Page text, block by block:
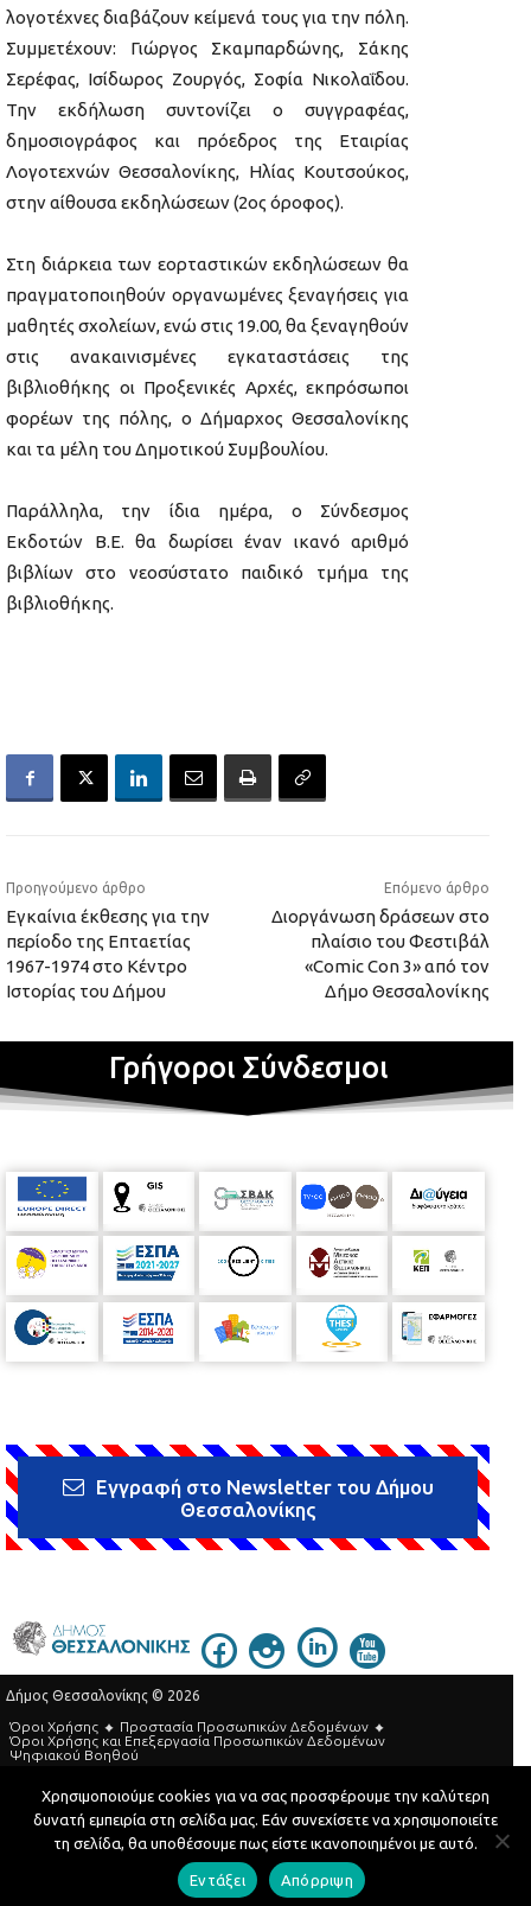
λογοτέχνες διαβάζουν κείμενά τους για την πόλη.
Συμμετέχουν: Γιώργος Σκαμπαρδώνης, Σάκης
Σερέφας, Ισίδωρος Ζουργός, Σοφία Νικολαΐδου.
Την εκδήλωση συντονίζει ο συγγραφέας,
δημοσιογράφος και πρόεδρος της Εταιρίας
Λογοτεχνών Θεσσαλονίκης, Ηλίας Κουτσούκος,
στην αίθουσα εκδηλώσεων (2ος όροφος).
Στη διάρκεια των εορταστικών εκδηλώσεων θα
πραγματοποιηθούν οργανωμένες ξεναγήσεις για
μαθητές σχολείων, ενώ στις 19.00, θα ξεναγηθούν
στις ανακαινισμένες εγκαταστάσεις της
βιβλιοθήκης οι Προξενικές Αρχές, εκπρόσωποι
φορέων της πόλης, ο Δήμαρχος Θεσσαλονίκης
και τα μέλη του Δημοτικού Συμβουλίου.
Παράλληλα, την ίδια ημέρα, ο Σύνδεσμος
Εκδοτών Β.Ε. θα δωρίσει έναν ικανό αριθμό
βιβλίων στο νεοσύστατο παιδικό τμήμα της
βιβλιοθήκης.
Προηγούμενο άρθρο
Εγκαίνια έκθεσης για την
περίοδο της Επταετίας
1967-1974 στο Κέντρο
Ιστορίας του Δήμου
Επόμενο άρθρο
Διοργάνωση δράσεων στο
πλαίσιο του Φεστιβάλ
«Comic Con 3» από τον
Δήμο Θεσσαλονίκης
Γρήγοροι Σύνδεσμοι
Εγγραφή στο Newsletter του Δήμου
Θεσσαλονίκης
Δήμος Θεσσαλονίκης © 2026
Όροι Χρήσης
Προστασία Προσωπικών Δεδομένων
Όροι Xρήσης και Eπεξεργασία Προσωπικών Δεδομένων
Ψηφιακού Βοηθού
Τηλεφωνικός Κατάλογος
Developed by MyCompany Projects
Χρησιμοποιούμε cookies για να σας προσφέρουμε την καλύτερη
δυνατή εμπειρία στη σελίδα μας. Εάν συνεχίσετε να χρησιμοποιείτε
τη σελίδα, θα υποθέσουμε πως είστε ικανοποιημένοι με αυτό.
Εντάξει Απόρριψη